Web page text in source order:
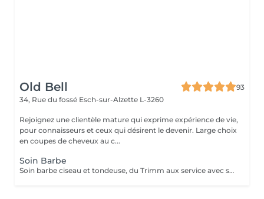
Old Bell
93
34, Rue du fossé Esch-sur-Alzette L-3260
Rejoignez une clientèle mature qui exprime expérience de vie,
pour connaisseurs et ceux qui désirent le devenir. Large choix
en coupes de cheveux au c...
Soin Barbe
Soin barbe ciseau et tondeuse, du Trimm aux service avec serviettes chaudes